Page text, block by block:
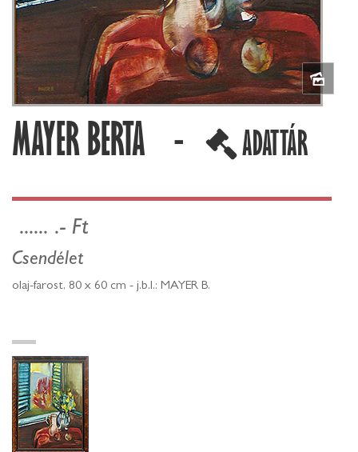
MAYER BERTA - ADATTÁR
...... .- Ft
Csendélet
olaj-farost, 80 x 60 cm - j.b.l.: MAYER B.